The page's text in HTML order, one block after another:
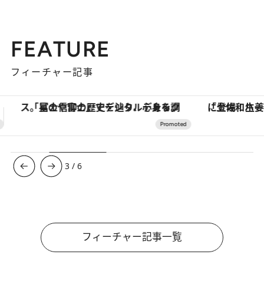
FEATURE
フィーチャー記事
「土佐和ハーブかき氷」がOMO7高知に登場！生姜、山椒、大葉など目にも舌にも涼を呼ぶ郷土の味 【夏限定ディナーコース】旬を
3 /6
フィーチャー記事一覧